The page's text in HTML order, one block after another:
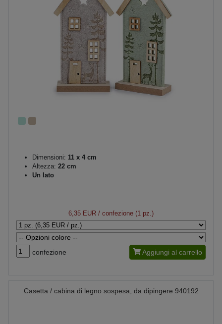
Dimensioni: 11 x 4 cm
Altezza: 22 cm
Un lato
6,35 EUR / confezione (1 pz.)
confezione Aggiungi al carrello
Casetta / cabina di legno sospesa, da dipingere 940192